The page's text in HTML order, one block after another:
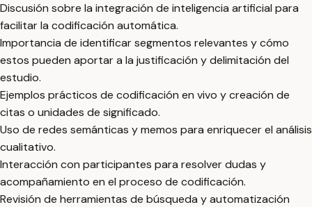
Discusión sobre la integración de inteligencia artificial para
facilitar la codificación automática.
Importancia de identificar segmentos relevantes y cómo
estos pueden aportar a la justificación y delimitación del
estudio.
Ejemplos prácticos de codificación en vivo y creación de
citas o unidades de significado.
Uso de redes semánticas y memos para enriquecer el análisis
cualitativo.
Interacción con participantes para resolver dudas y
acompañamiento en el proceso de codificación.
Revisión de herramientas de búsqueda y automatización